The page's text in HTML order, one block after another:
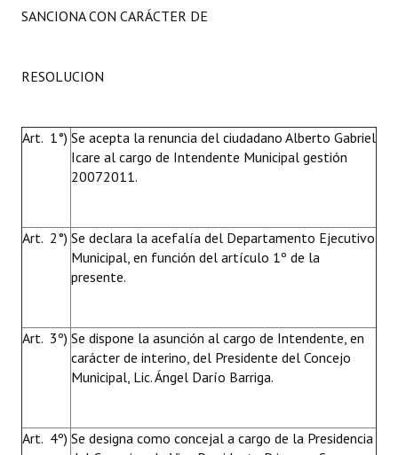
Huéspedes de Honor - Registro
Reconocimientos - Registro
Bariloche, Municipio intercultural
REFORMA DE LA CARTA ORGÁNICA
SANCIONA CON CARÁCTER DE
RESOLUCION
Art. 1°) Se acepta la renuncia del ciudadano Alberto Gabriel
Icare al cargo de Intendente Municipal gestión
20072011.
Art. 2°) Se declara la acefalía del Departamento Ejecutivo
Municipal, en función del artículo 1º de la
presente.
Art. 3º) Se dispone la asunción al cargo de Intendente, en
carácter de interino, del Presidente del Concejo
Municipal, Lic. Ángel Darío Barriga.
Art. 4º) Se designa como concejal a cargo de la Presidencia